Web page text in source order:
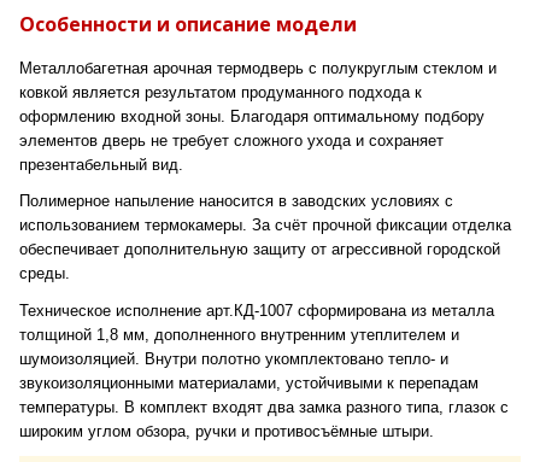
Особенности и описание модели
Металлобагетная арочная термодверь с полукруглым стеклом и
ковкой является результатом продуманного подхода к
оформлению входной зоны. Благодаря оптимальному подбору
элементов дверь не требует сложного ухода и сохраняет
презентабельный вид.
Полимерное напыление наносится в заводских условиях с
использованием термокамеры. За счёт прочной фиксации отделка
обеспечивает дополнительную защиту от агрессивной городской
среды.
Техническое исполнение арт.КД-1007 сформирована из металла
толщиной 1,8 мм, дополненного внутренним утеплителем и
шумоизоляцией. Внутри полотно укомплектовано тепло- и
звукоизоляционными материалами, устойчивыми к перепадам
температуры. В комплект входят два замка разного типа, глазок с
широким углом обзора, ручки и противосъёмные штыри.